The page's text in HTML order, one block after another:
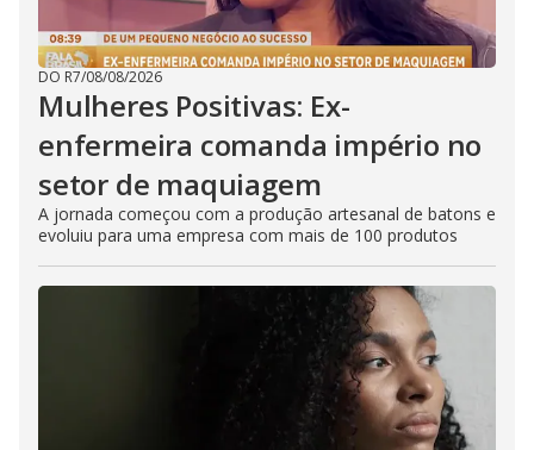
DO R7/08/08/2026
Mulheres Positivas: Ex-
enfermeira comanda império no
setor de maquiagem
A jornada começou com a produção artesanal de batons e
evoluiu para uma empresa com mais de 100 produtos